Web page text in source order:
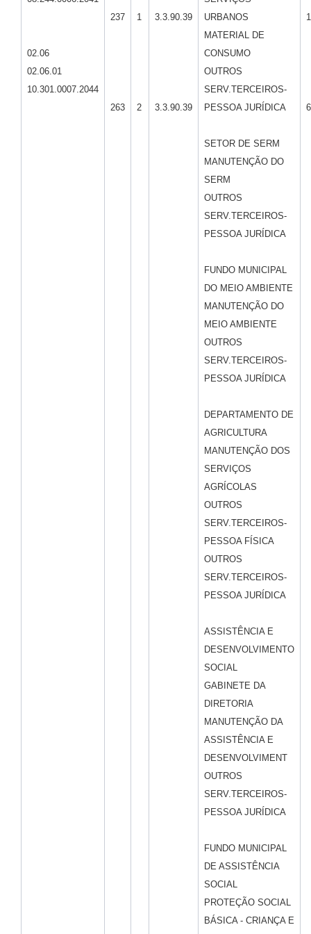
02.06
02.06.01
10.301.0007.2044
237
263
1
2
3.3.90.39
3.3.90.39
URBANOS
MATERIAL DE
CONSUMO
OUTROS
SERV.TERCEIROS-
PESSOA JURÍDICA
SETOR DE SERM
MANUTENÇÃO DO
SERM
OUTROS
SERV.TERCEIROS-
PESSOA JURÍDICA
FUNDO MUNICIPAL
DO MEIO AMBIENTE
MANUTENÇÃO DO
MEIO AMBIENTE
OUTROS
SERV.TERCEIROS-
PESSOA JURÍDICA
DEPARTAMENTO DE
AGRICULTURA
MANUTENÇÃO DOS
SERVIÇOS
AGRÍCOLAS
OUTROS
SERV.TERCEIROS-
PESSOA FÍSICA
OUTROS
SERV.TERCEIROS-
PESSOA JURÍDICA
ASSISTÊNCIA E
DESENVOLVIMENTO
SOCIAL
GABINETE DA
DIRETORIA
MANUTENÇÃO DA
ASSISTÊNCIA E
DESENVOLVIMENT
OUTROS
SERV.TERCEIROS-
PESSOA JURÍDICA
FUNDO MUNICIPAL
DE ASSISTÊNCIA
SOCIAL
PROTEÇÃO SOCIAL
BÁSICA - CRIANÇA E